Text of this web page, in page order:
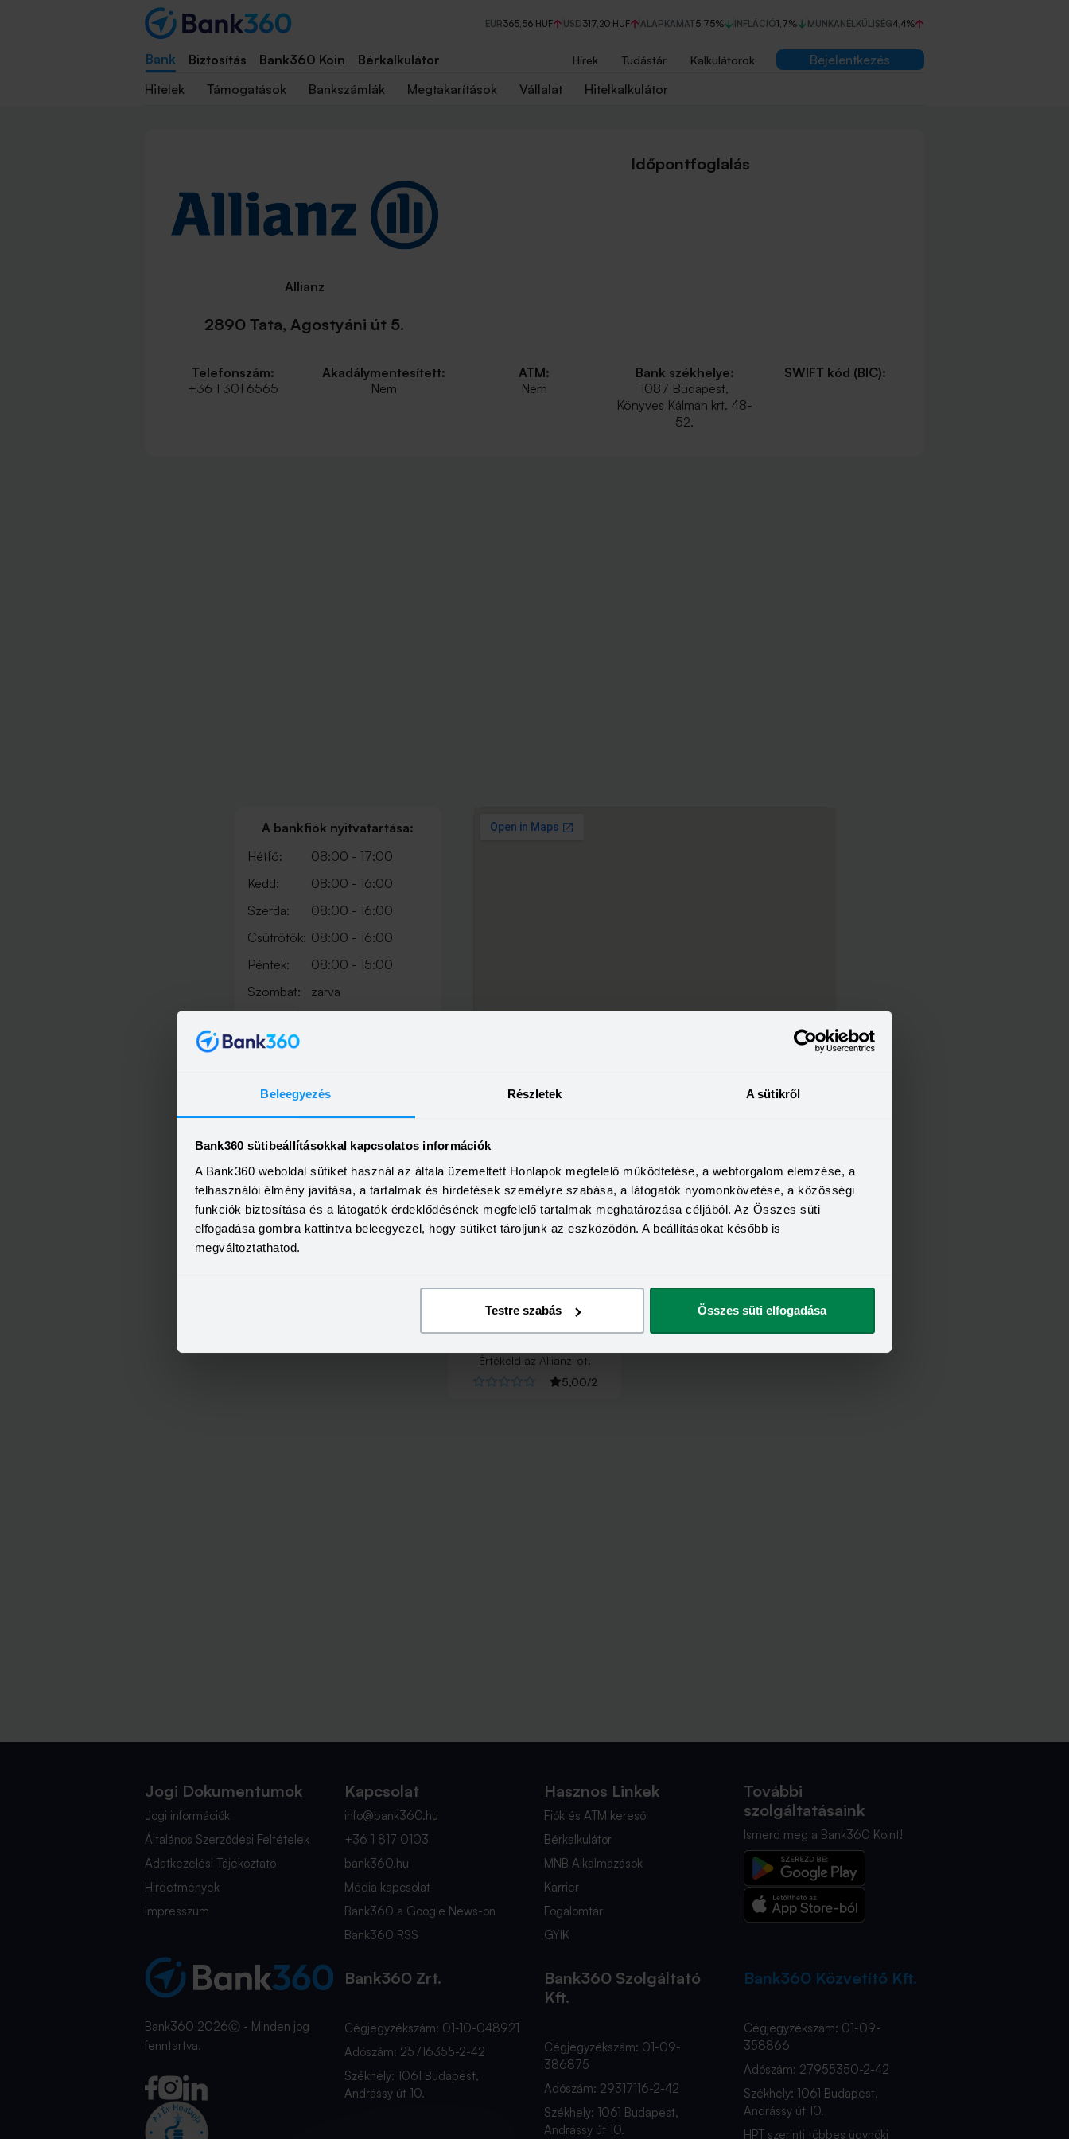
Beleegyezés Részletek A sütikről
Bank360 sütibeállításokkal kapcsolatos információk
A Bank360 weboldal sütiket használ az általa üzemeltett Honlapok megfelelő működtetése, a webforgalom elemzése, a
felhasználói élmény javítása, a tartalmak és hirdetések személyre szabása, a látogatók nyomonkövetése, a közösségi
funkciók biztosítása és a látogatók érdeklődésének megfelelő tartalmak meghatározása céljából. Az Összes süti
elfogadása gombra kattintva beleegyezel, hogy sütiket tároljunk az eszközödön. A beállításokat később is
megváltoztathatod.
Testre szabás Összes süti elfogadása
EUR365,56 HUF USD317,20 HUF ALAPKAMAT5,75% INFLÁCIÓ1,7% MUNKANÉLKÜLISÉG4,4%
Bank Biztosítás Bank360 Koin Bérkalkulátor Hírek Tudástár Kalkulátorok
Bejelentkezés
Hitelek
Támogatások Bankszámlák Megtakarítások Vállalat Hitelkalkulátor
Allianz
2890 Tata, Agostyáni út 5.
Időpontfoglalás
Telefonszám:
+36 1 301 6565
Akadálymentesített:
Nem
ATM:
Nem
Bank székhelye:
1087 Budapest,
Könyves Kálmán krt. 48-
52.
SWIFT kód (BIC):
A bankfiók nyitvatartása:
Hétfő:
08:00 - 17:00
Kedd:
08:00 - 16:00
Szerda:
08:00 - 16:00
Csütrötök: 08:00 - 16:00
Péntek:
08:00 - 15:00
Szombat:
zárva
Értékeld az Allianz-ot!
5,00/2
Jogi Dokumentumok
Jogi információk
Általános Szerződési Feltételek
Adatkezelési Tájékoztató
Hirdetmények
Impresszum
Kapcsolat
info@bank360.hu
+36 1 817 0103
bank360.hu
Média kapcsolat
Bank360 a Google News-on
Bank360 RSS
Hasznos Linkek
Fiók és ATM kereső
Bérkalkulátor
MNB Alkalmazások
Karrier
Fogalomtár
GYIK
További
szolgáltatásaink
Ismerd meg a Bank360 Koint!
Bank360 2026Ⓒ - Minden jog
fenntartva.
Bank360 Zrt.
Cégjegyzékszám: 01-10-048921
Adószám: 25716355-2-42
Székhely: 1061 Budapest,
Andrássy út 10.
Bank360 Szolgáltató
Kft.
Cégjegyzékszám: 01-09-
386875
Adószám: 29317116-2-42
Székhely: 1061 Budapest,
Andrássy út 10.
Bank360 Közvetítő Kft.
Cégjegyzékszám: 01-09-
358866
Adószám: 27955350-2-42
Székhely: 1061 Budapest,
Andrássy út 10.
HPT szerinti többes ügynöki